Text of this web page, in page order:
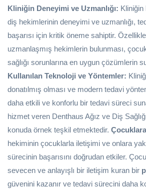
Kliniğin Deneyimi ve Uzmanlığı: Kliniğin
diş hekimlerinin deneyimi ve uzmanlığı,
başarısı için kritik öneme sahiptir. Özellikle
uzmanlaşmış hekimlerin bulunması,
sağlığı sorunlarına en uygun çözümlerin
Kullanılan Teknoloji ve Yöntemler:
donatılmış olması ve modern tedavi
daha etkili ve konforlu bir tedavi süreci
hizmet veren Denthaus Ağız ve Diş
konuda örnek teşkil etmektedir.
hekiminin çocuklarla iletişimi ve onlara
sürecinin başarısını doğrudan etkiler.
sevecen ve anlayışlı bir iletişim kuran bir
güvenini kazanır ve tedavi sürecini daha